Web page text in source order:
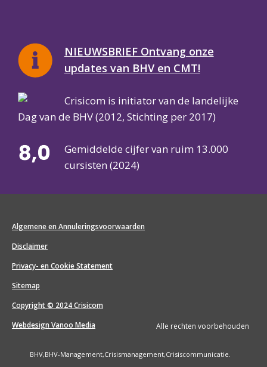
NIEUWSBRIEF Ontvang onze
updates van BHV en CMT!
Crisicom is initiator van de landelijke
Dag van de BHV (2012, Stichting per 2017)
Gemiddelde cijfer van ruim 13.000
cursisten (2024)
Algemene en Annuleringsvoorwaarden
Disclaimer
Privacy- en Cookie Statement
Sitemap
Copyright © 2024 Crisicom
Webdesign Vanoo Media